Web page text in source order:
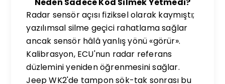
Radar sensör açısı fiziksel olarak kaymıştı;
yazılımsal silme geçici rahatlama sağlar
ancak sensör hâlâ yanlış yönü «görür».
Kalibrasyon, ECU'nun radar referans
düzlemini yeniden öğrenmesini sağlar.
Jeep WK2'de tampon sök-tak sonrası bu